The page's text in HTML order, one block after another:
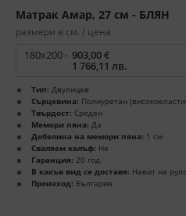
Матрак Амар, 27 см - БЛЯН
размери в см. / цена
180x200 - 903,00 €
1 766,11 лв.
Тип: Двулицев
Сърцевина: Полиуретан
Твърдост: Среден
Мемори пяна: Да
Дебелина на мемори пяна: 1 см
Сваляем калъф: Не
Гаранция: 20 год.
В какъв вид се доставя: Навит на
Произход: България